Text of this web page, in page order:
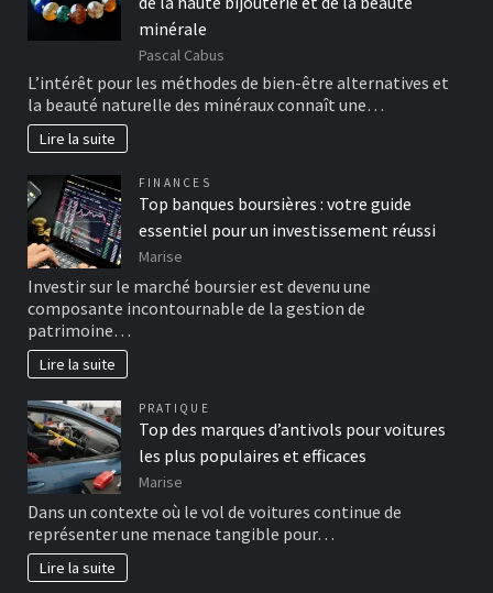
minérale
Pascal Cabus
L’intérêt pour les méthodes de bien-être alternatives et
la beauté naturelle des minéraux connaît une…
Lire la suite
FINANCES
Top banques boursières : votre guide
essentiel pour un investissement réussi
Marise
Investir sur le marché boursier est devenu une
composante incontournable de la gestion de
patrimoine…
Lire la suite
PRATIQUE
Top des marques d’antivols pour voitures
les plus populaires et efficaces
Marise
Dans un contexte où le vol de voitures continue de
représenter une menace tangible pour…
Lire la suite